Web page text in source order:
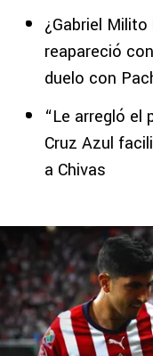
¿Gabriel
reapareció
duelo con
“Le arregló el
Cruz Azul
a Chivas